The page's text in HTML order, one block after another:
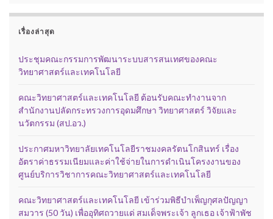
เรื่องล่าสุด
ประชุมคณะกรรมการพัฒนาระบบสารสนเทศของคณะ
วิทยาศาสตร์และเทคโนโลยี
คณะวิทยาศาสตร์และเทคโนโลยี ต้อนรับคณะทำงานจาก
สำนักงานปลัดกระทรวงการอุดมศึกษา วิทยาศาสตร์ วิจัยและ
นวัตกรรม (สป.อว.)
ประกาศมหาวิทยาลัยเทคโนโลยีราชมงคลรัตนโกสินทร์ เรื่อง
อัตราค่าธรรมเนียมและค่าใช้จ่ายในการดำเนินโครงงานของ
ศูนย์บริการวิชาการคณะวิทยาศาสตร์และเทคโนโลยี
คณะวิทยาศาสตร์และเทคโนโลยี เข้าร่วมพิธีบำเพ็ญกุศลปัญญา
สมวาร (50 วัน) เพื่ออุทิศถวายแด่ สมเด็จพระเจ้า ลูกเธอ เจ้าฟ้าพัช